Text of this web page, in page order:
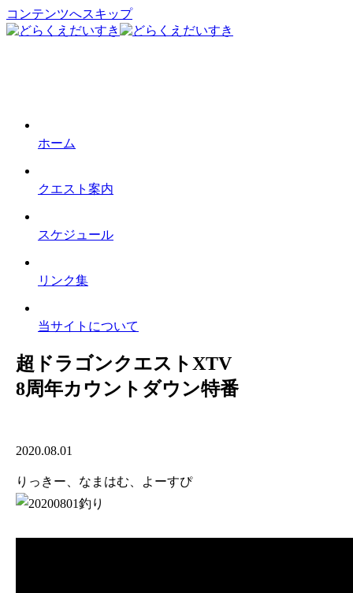
コンテンツへスキップ
ホーム
クエスト案内
スケジュール
リンク集
当サイトについて
超ドラゴンクエストXTV
8周年カウントダウン特番
2020.08.01
りっきー、なまはむ、よーすぴ